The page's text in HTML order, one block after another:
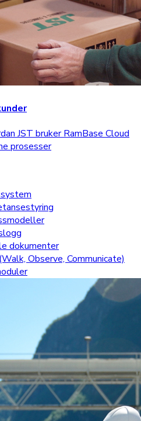
JST bruker RamBase Cloud
prosesser
dokumenter
Observe, Communicate)